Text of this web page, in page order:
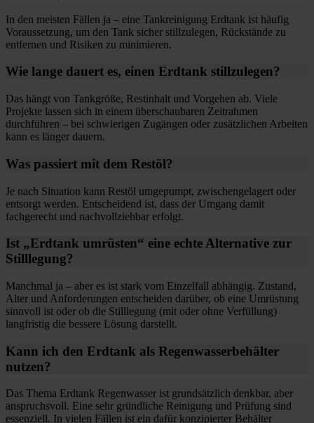
In den meisten Fällen ja – eine Tankreinigung Erdtank ist häufig
Voraussetzung, um den Tank sicher stillzulegen, Rückstände zu
entfernen und Risiken zu minimieren.
Wie lange dauert es, einen Erdtank stillzulegen?
Das hängt von Tankgröße, Restinhalt und Vorgehen ab. Viele
Projekte lassen sich in einem überschaubaren Zeitrahmen
durchführen – bei schwierigen Zugängen oder zusätzlichen Arbeiten
kann es länger dauern.
Was passiert mit dem Restöl?
Je nach Situation kann Restöl umgepumpt, zwischengelagert oder
entsorgt werden. Entscheidend ist, dass der Umgang damit
fachgerecht und nachvollziehbar erfolgt.
Ist „Erdtank umrüsten“ eine echte Alternative zur
Stilllegung?
Manchmal ja – aber es ist stark vom Einzelfall abhängig. Zustand,
Alter und Anforderungen entscheiden darüber, ob eine Umrüstung
sinnvoll ist oder ob die Stilllegung (mit oder ohne Verfüllung)
langfristig die bessere Lösung darstellt.
Kann ich den Erdtank als Regenwasserbehälter
nutzen?
Das Thema Erdtank Regenwasser ist grundsätzlich denkbar, aber
anspruchsvoll. Eine sehr gründliche Reinigung und Prüfung sind
essenziell. In vielen Fällen ist ein dafür konzipierter Behälter